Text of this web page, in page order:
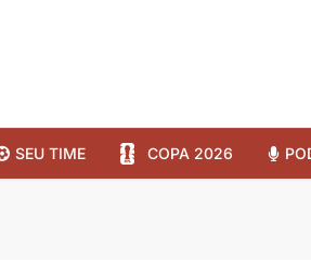
SEU TIME COPA 2026